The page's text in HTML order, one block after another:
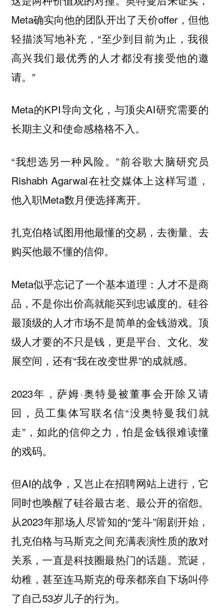
Meta确实向他的团队开出了天价offer，但他
轻描淡写地补充，“至少到目前为止，我很
高兴我们最优秀的人才都没有接受他的邀
请。”
Meta的KPI导向文化，与顶尖AI研究需要的
长期主义和使命感格格不入。
“我想选另一种风险。”前谷歌大脑研究员
Rishabh Agarwal在社交媒体上这样写道，
他入职Meta数月便选择离开。
扎克伯格试图用他最懂的交易，去衡量、去
购买他最不懂的信仰。
Meta似乎忘记了一个基本道理：人才不是商
品，不是你出价高就能买到忠诚度的。硅谷
最顶级的人才市场不是简单的金钱游戏。顶
级人才要的不只是钱，更是平台、文化、发
展空间，还有“我在改变世界”的成就感。
2023年，萨姆·奥特曼被董事会开除又请
回，员工集体写联名信“没奥特曼我们就
走”，如此的信仰之力，怕是金钱很难读懂
的戏码。
但AI的战争，又岂止在招聘网站上进行，它
同时也唤醒了硅谷最古老、最公开的宿怨。
从2023年那场人尽皆知的“笼斗”闹剧开始，
扎克伯格与马斯克之间充满表演性质的敌对
关系，一直是科技圈最热门的话题。荒诞，
幼稚，甚至连马斯克的母亲都亲自下场叫停
了自己53岁儿子的行为。